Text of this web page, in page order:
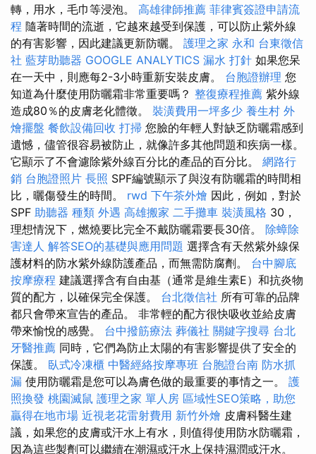
轉，用水，毛巾等浸泡。 高雄律師推薦 菲律賓簽證申請流
程 隨著時間的流逝，它越來越受到保護，可以防止紫外線
的有害影響，因此建議更新防曬。 護理之家 永和 台東徵信
社 藍芽助聽器 GOOGLE ANALYTICS 漏水 打針 如果您呆
在一天中，則應每2-3小時重新安裝皮膚。 台胞證辦理 您
知道為什麼使用防曬霜非常重要嗎？ 整復療程推薦 紫外線
造成80％的皮膚老化體徵。 裝潢費用一坪多少 養生村 外
燴擺盤 餐飲設備回收 打掃 您臉的年輕人對缺乏防曬霜感到
遺憾，儘管很容易被防止，就像許多其他問題和疾病一樣。
它顯示了不會濾除紫外線百分比的產品的百分比。 網路行
銷 台胞證照片 長照 SPF編號顯示了與沒有防曬霜的時間相
比，曬傷發生的時間。 rwd 下午茶外燴 因此，例如，對於
SPF 助聽器 種類 外遇 高雄搬家 二手攤車 裝潢風格 30，
理想情況下，燃燒要比完全不戴防曬霜要長30倍。 除蟑除
害達人 解答SEO的基礎與應用問題 選擇含有天然紫外線保
護材料的防水紫外線防護產品，而無需防腐劑。 台中腳底
按摩療程 建議選擇含有自由基（通常是維生素E）和抗炎物
質的配方，以確保完全保護。 台北徵信社 所有可靠的品牌
都只會帶來宣告的產品。 非常輕的配方很快吸收並給皮膚
帶來愉悅的感覺。 台中撥筋療法 葬儀社 關鍵字搜尋 台北
牙醫推薦 同時，它們為防止太陽的有害影響提供了安全的
保護。 臥式冷凍櫃 中醫經絡按摩專班 台胞證台南 防水抓
漏 使用防曬霜是您可以為膚色做的最重要的事情之一。 護
照換發 桃園滅鼠 護理之家 單人房 區域性SEO策略，助您
贏得在地市場 近視老花雷射費用 新竹外燴 皮膚科醫生建
議，如果您的皮膚或汗水上有水，則值得使用防水防曬霜，
因為這些製劑可以繼續在潮濕或汗水上保持濕潤或汗水。